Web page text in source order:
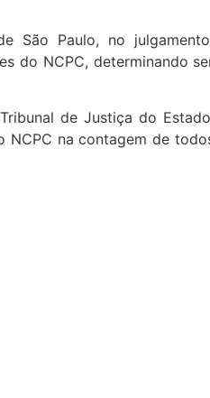
Paulo, no
do NCPC, determinando
de Justiça do
na contagem de